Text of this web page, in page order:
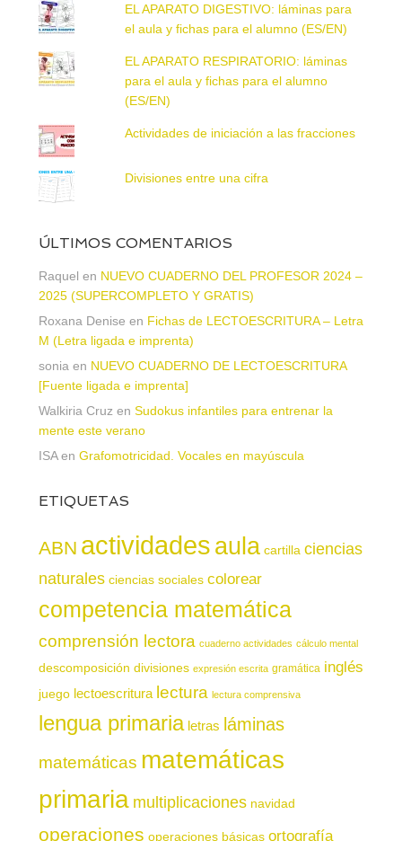
EL APARATO DIGESTIVO: láminas para
el aula y fichas para el alumno (ES/EN)
EL APARATO RESPIRATORIO: láminas
para el aula y fichas para el alumno
(ES/EN)
Actividades de iniciación a las fracciones
Divisiones entre una cifra
ÚLTIMOS COMENTARIOS
Raquel en NUEVO CUADERNO DEL PROFESOR 2024 –
2025 (SUPERCOMPLETO Y GRATIS)
Roxana Denise en Fichas de LECTOESCRITURA – Letra
M (Letra ligada e imprenta)
sonia en NUEVO CUADERNO DE LECTOESCRITURA
[Fuente ligada e imprenta]
Walkiria Cruz en Sudokus infantiles para entrenar la
mente este verano
ISAen Grafomotricidad. Vocales en mayúscula
ETIQUETAS
ABN actividadesaula cartilla ciencias
naturales ciencias sociales colorear
competencia matemática
comprensión lectora cuaderno actividades cálculo mental
descomposición divisiones expresión escrita gramática inglés
juego lectoescritura lectura lectura comprensiva
lengua primaria letras láminas
matemáticas matemáticas
primaria multiplicaciones navidad
operaciones operaciones básicas ortografía